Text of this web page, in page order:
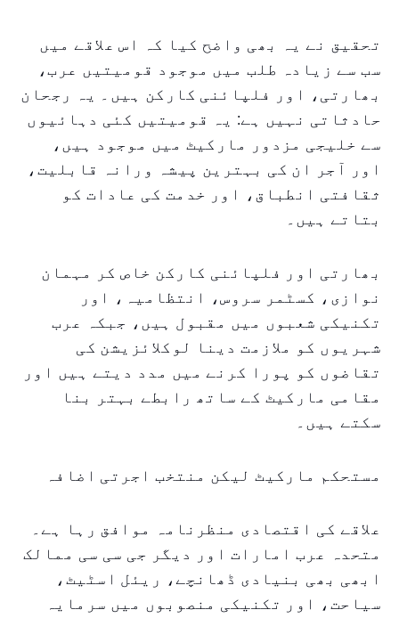
تحقیق نے یہ بھی واضح کیا کہ اس علاقے میں
سب سے زیادہ طلب میں موجود قومیتیں عرب،
بھارتی، اور فلپائنی کارکن ہیں۔ یہ رجحان
حادثاتی نہیں ہے: یہ قومیتیں کئی دہائیوں
سے خلیجی مزدور مارکیٹ میں موجود ہیں،
اور آجر ان کی بہترین پیشہ ورانہ قابلیت،
ثقافتی انطباق، اور خدمت کی عادات کو
بتاتے ہیں۔
بھارتی اور فلپائنی کارکن خاص کر مہمان
نوازی، کسٹمر سروس، انتظامیہ، اور
تکنیکی شعبوں میں مقبول ہیں، جبکہ عرب
شہریوں کو ملازمت دینا لوکلائزیشن کی
تقاضوں کو پورا کرنے میں مدد دیتے ہیں اور
مقامی مارکیٹ کے ساتھ رابطے بہتر بنا
سکتے ہیں۔
مستحکم مارکیٹ لیکن منتخب اجرتی اضافہ
علاقے کی اقتصادی منظرنامہ موافق رہا ہے۔
متحدہ عرب امارات اور دیگر جی سی سی ممالک
ابھی بھی بنیادی ڈھانچے، ریئل اسٹیٹ،
سیاحت، اور تکنیکی منصوبوں میں سرمایہ